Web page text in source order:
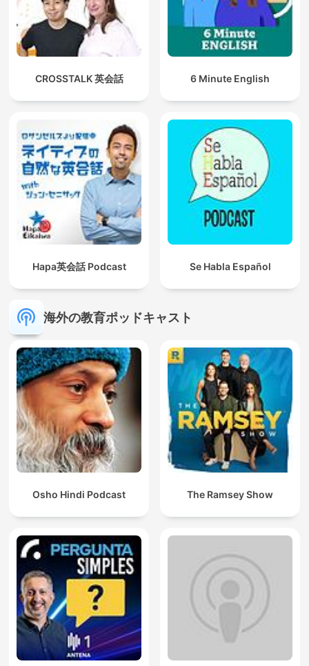
CROSSTALK 英会話 6 Minute English
Hapa英会話 Podcast Se Habla Español
海外の教育ポッドキャスト
Osho Hindi Podcast The Ramsey Show